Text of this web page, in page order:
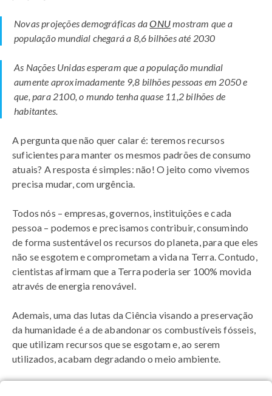
Novas projeções demográficas daONUmostram que a
população mundial chegará a 8,6 bilhões até 2030
As Nações Unidas esperam que a população mundial
aumente aproximadamente 9,8 bilhões pessoas em 2050 e
que, para 2100, o mundo tenha quase 11,2 bilhões de
habitantes.
A pergunta que não quer calar é: teremos recursos
suficientes para manter os mesmos padrões de consumo
atuais? A resposta é simples: não! O jeito como vivemos
precisa mudar, com urgência.
Todos nós – empresas, governos, instituições e cada
pessoa – podemos e precisamos contribuir, consumindo
de forma sustentável os recursos do planeta, para que eles
não se esgotem e comprometam a vida na Terra. Contudo,
cientistas afirmam que a Terra poderia ser 100% movida
através de energia renovável.
Ademais, uma das lutas da Ciência visando a preservação
da humanidade é a de abandonar os combustíveis fósseis,
que utilizam recursos que se esgotam e, ao serem
utilizados, acabam degradando o meio ambiente.